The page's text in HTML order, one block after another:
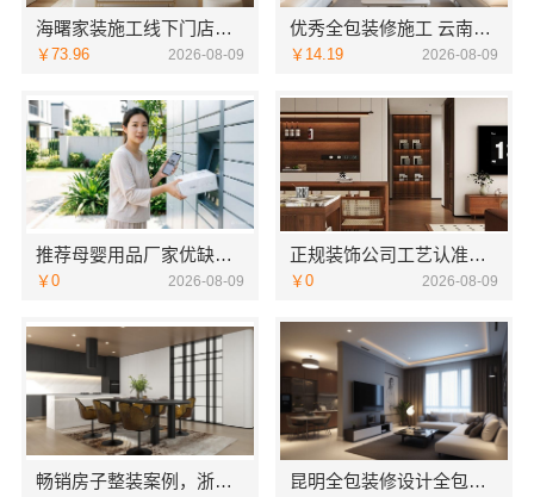
海曙家装施工线下门店，宁波雅美和居建材科技官方地址
￥73.96 2026-08-09
优秀全包装修施工 云南至高新型建材有限公司
￥14.19 2026-08-09
推荐母婴用品厂家优缺点，湖北省惠物电子商务有限公司分析
￥0 2026-08-09
正规装饰公司工艺认准南通宏域全宅装饰建材
￥0 2026-08-09
畅销房子整装案例，浙江乐享新材料有限公司基础工程上门服务 昆明全包装修设计全包价格，云南至高新型建材有限公司透明报价